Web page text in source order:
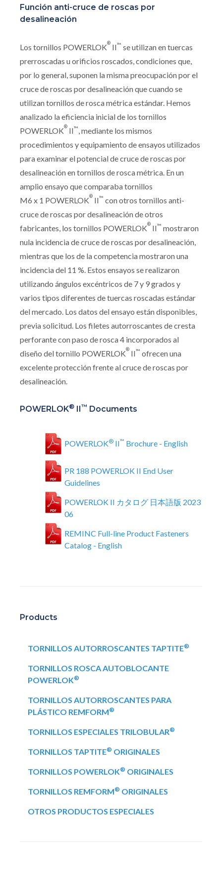
Función anti-cruce de roscas por
desalineación
Los tornillos POWERLOK® II™ se utilizan en tuercas
prerroscadas u orificios roscados, condiciones que,
por lo general, suponen la misma preocupación por el
cruce de roscas por desalineación que cuando se
utilizan tornillos de rosca métrica estándar. Hemos
analizado la eficiencia inicial de los tornillos
POWERLOK® II™ , mediante los mismos
procedimientos y equipamiento de ensayos utilizados
para examinar el potencial de cruce de roscas por
desalineación en tornillos de rosca métrica. En un
amplio ensayo que comparaba tornillos
M6 x 1 POWERLOK® II™ con otros tornillos anti-
cruce de roscas por desalineación de otros
fabricantes, los tornillos POWERLOK® II™ mostraron
nula incidencia de cruce de roscas por desalineación,
mientras que los de la competencia mostraron una
incidencia del 11 %. Estos ensayos se realizaron
utilizando ángulos excéntricos de 7 y 9 grados y
varios tipos diferentes de tuercas roscadas estándar
del mercado. Los datos del ensayo están disponibles,
previa solicitud. Los filetes autorroscantes de cresta
perforante con paso de rosca 4 incorporados al
diseño del tornillo POWERLOK® II™ ofrecen una
excelente protección frente al cruce de roscas por
desalineación.
POWERLOK® II™ Documents
POWERLOK® II™ Brochure - English
PR 188 POWERLOK II End User
Guidelines
POWERLOK II カタログ 日本語版 2023
06
REMINC Full-line Product Fasteners
Catalog - English
Products
TORNILLOS AUTORROSCANTES TAPTITE®
TORNILLOS ROSCA AUTOBLOCANTE
POWERLOK®
TORNILLOS AUTORROSCANTES PARA
PLÁSTICO REMFORM®
TORNILLOS ESPECIALES TRILOBULAR®
TORNILLOS TAPTITE® ORIGINALES
TORNILLOS POWERLOK® ORIGINALES
TORNILLOS REMFORM® ORIGINALES
OTROS PRODUCTOS ESPECIALES